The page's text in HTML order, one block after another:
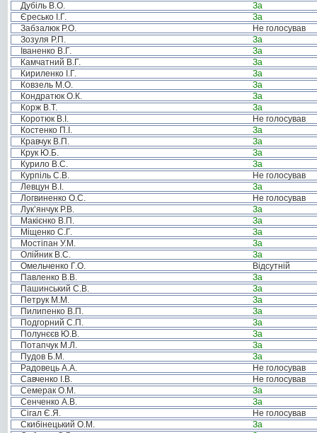
Дубіль В.О.
За
Єресько І.Г.
За
Забзалюк Р.О.
Не голосував
Зозуля Р.П.
За
Іваненко В.Г.
За
Камчатний В.Г.
За
Кириленко І.Г.
За
Ковзель М.О.
За
Кондратюк О.К.
За
Корж В.Т.
За
Коротюк В.І.
Не голосував
Костенко П.І.
За
Кравчук В.П.
За
Крук Ю.Б.
За
Курило В.С.
За
Курпіль С.В.
Не голосував
Левцун В.І.
За
Логвиненко О.С.
Не голосував
Лук’янчук Р.В.
За
Макієнко В.П.
За
Міщенко С.Г.
За
Мостіпан У.М.
За
Олійник В.С.
За
Омельченко Г.О.
Відсутній
Павленко В.В.
За
Пашинський С.В.
За
Петрук М.М.
За
Пилипенко В.П.
За
Подгорний С.П.
За
Полунєєв Ю.В.
За
Потапчук М.Л.
За
Пудов Б.М.
За
Радовець А.А.
Не голосував
Савченко І.В.
Не голосував
Семерак О.М.
За
Сенченко А.В.
За
Сігал Є.Я.
Не голосував
Скибінецький О.М.
За